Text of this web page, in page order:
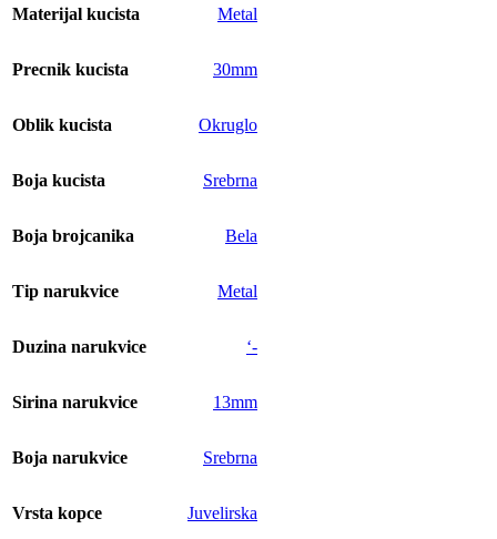
Materijal kucista Metal
Precnik kucista 30mm
Oblik kucista Okruglo
Boja kucista Srebrna
Boja brojcanika Bela
Tip narukvice Metal
Duzina narukvice ‘-
Sirina narukvice 13mm
Boja narukvice Srebrna
Vrsta kopce Juvelirska